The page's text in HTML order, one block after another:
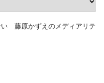
い 藤原かずえのメディアリテ